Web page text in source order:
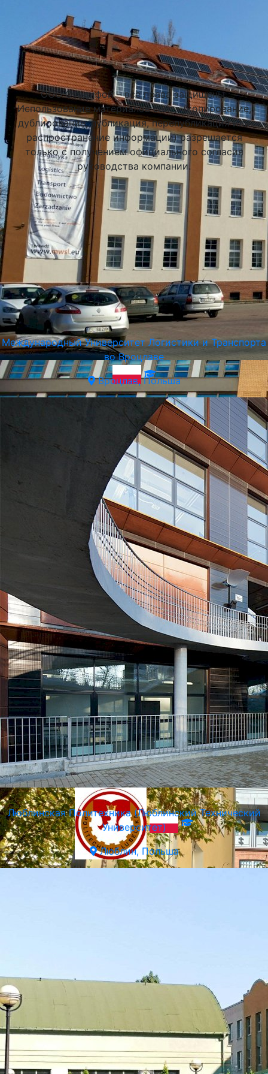
Академия Финансов и Бизнеса Vistula в Варшаве
(Vistula University)
Варшава, Польша
SWPS Университет Социальных и Гуманитарных Наук
Варшава, Польша
Международный Университет Логистики и Транспорта
во Вроцлаве
Вроцлав, Польша
Люблинская Политехника (Люблинский Технический
Университет)
Люблин, Польша
Подобрать университет
ООО Стадифой – все права защищены.
Использование материалов сайта (копирование,
дублирование, публикация, перепубликация или
распространение информации) разрешается
только с получением официального согласия
руководства компании.